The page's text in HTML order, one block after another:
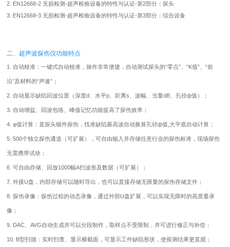
2. EN12668-2 无损检测-超声检验设备的特性与认证-第2部分：探头
3. EN12668-3 无损检测-超声检验设备的特性与认证-第3部分：综合设备
二、超声波探伤仪功能特点
1. 自动校准：一键式自动校准，操作非常便捷，自动测试探头的“零点”、“K值”、“前
沿”及材料的“声速”；
2. 自动显示缺陷回波位置（深度d、水平p、距离s、波幅、当量dB、孔径ф值）；
3. 自动增益、回波包络、峰值记忆功能提高了探伤效率；
4. φ值计算：直探头锻件探伤，找准缺陷最高波自动换算孔径ф值,大平底自动计算；
5. 500个独立探伤通道（可扩展），可自由输入并存储任意行业的探伤标准，现场探伤
无需携带试块；
6. 可自由存储、回放1000幅A扫波形及数据（可扩展）；
7. 外接U盘，内部存储可以随时导出，也可以直接存储无限量的探伤存储文件；
8. 探伤录像：探伤过程的动态录像，通过外部U盘扩展，可以实现无限时的高质量录
像；
9. DAC、AVG自动生成并可以分段制作，取样点不受限制，并可进行修正与补偿；
10. B型扫描：实时扫查、显示横截面，可显示工件缺陷形状，使探测结果更直观；